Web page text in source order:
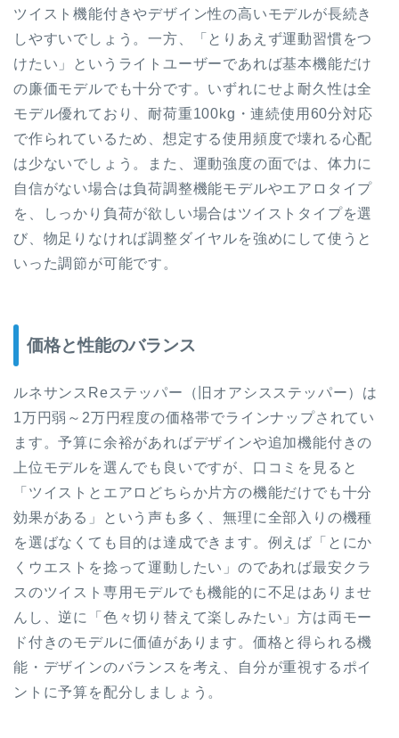
ツイスト機能付きやデザイン性の高いモデルが長続き
しやすいでしょう。一方、「とりあえず運動習慣をつ
けたい」というライトユーザーであれば基本機能だけ
の廉価モデルでも十分です。いずれにせよ耐久性は全
モデル優れており、耐荷重100kg・連続使用60分対応
で作られているため、想定する使用頻度で壊れる心配
は少ないでしょう。また、運動強度の面では、体力に
自信がない場合は負荷調整機能モデルやエアロタイプ
を、しっかり負荷が欲しい場合はツイストタイプを選
び、物足りなければ調整ダイヤルを強めにして使うと
いった調節が可能です。
価格と性能のバランス
ルネサンスReステッパー（旧オアシスステッパー）は
1万円弱～2万円程度の価格帯でラインナップされてい
ます。予算に余裕があればデザインや追加機能付きの
上位モデルを選んでも良いですが、口コミを見ると
「ツイストとエアロどちらか片方の機能だけでも十分
効果がある」という声も多く、無理に全部入りの機種
を選ばなくても目的は達成できます。例えば「とにか
くウエストを捻って運動したい」のであれば最安クラ
スのツイスト専用モデルでも機能的に不足はありませ
んし、逆に「色々切り替えて楽しみたい」方は両モー
ド付きのモデルに価値があります。価格と得られる機
能・デザインのバランスを考え、自分が重視するポイ
ントに予算を配分しましょう。